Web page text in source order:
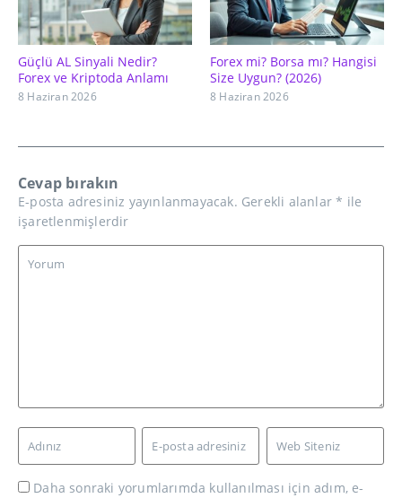
Güçlü AL Sinyali Nedir?
Forex ve Kriptoda Anlamı
8 Haziran 2026
Forex mi? Borsa mı? Hangisi
Size Uygun? (2026)
8 Haziran 2026
Cevap bırakın
E-posta adresiniz yayınlanmayacak. Gerekli alanlar* ile
işaretlenmişlerdir
Daha sonraki yorumlarımda kullanılması için adım, e-